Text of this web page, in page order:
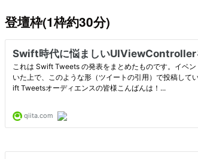
登壇枠(1枠約30分)